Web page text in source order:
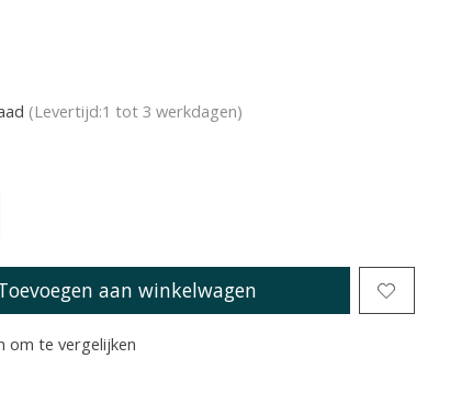
(Levertijd:1 tot 3 werkdagen)
aan winkelwagen
om te vergelijken